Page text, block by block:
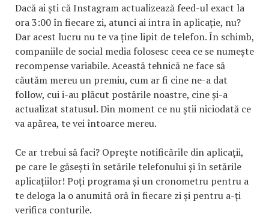
Dacă ai ști că Instagram actualizează feed-ul exact la
ora 3:00 în fiecare zi, atunci ai intra în aplicație, nu?
Dar acest lucru nu te va ține lipit de telefon. În schimb,
companiile de social media folosesc ceea ce se numește
recompense variabile. Această tehnică ne face să
căutăm mereu un premiu, cum ar fi cine ne-a dat
follow, cui i-au plăcut postările noastre, cine și-a
actualizat statusul. Din moment ce nu știi niciodată ce
va apărea, te vei întoarce mereu.
Ce ar trebui să faci? Oprește notificările din aplicații,
pe care le găsești în setările telefonului și în setările
aplicațiilor! Poți programa și un cronometru pentru a
te deloga la o anumită oră în fiecare zi și pentru a-ți
verifica conturile.